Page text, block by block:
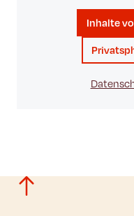
Inhalte